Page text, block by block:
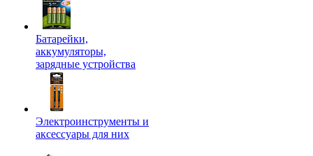
Батарейки,
аккумуляторы,
зарядные устройства
Электроинструменты и
аксессуары для них